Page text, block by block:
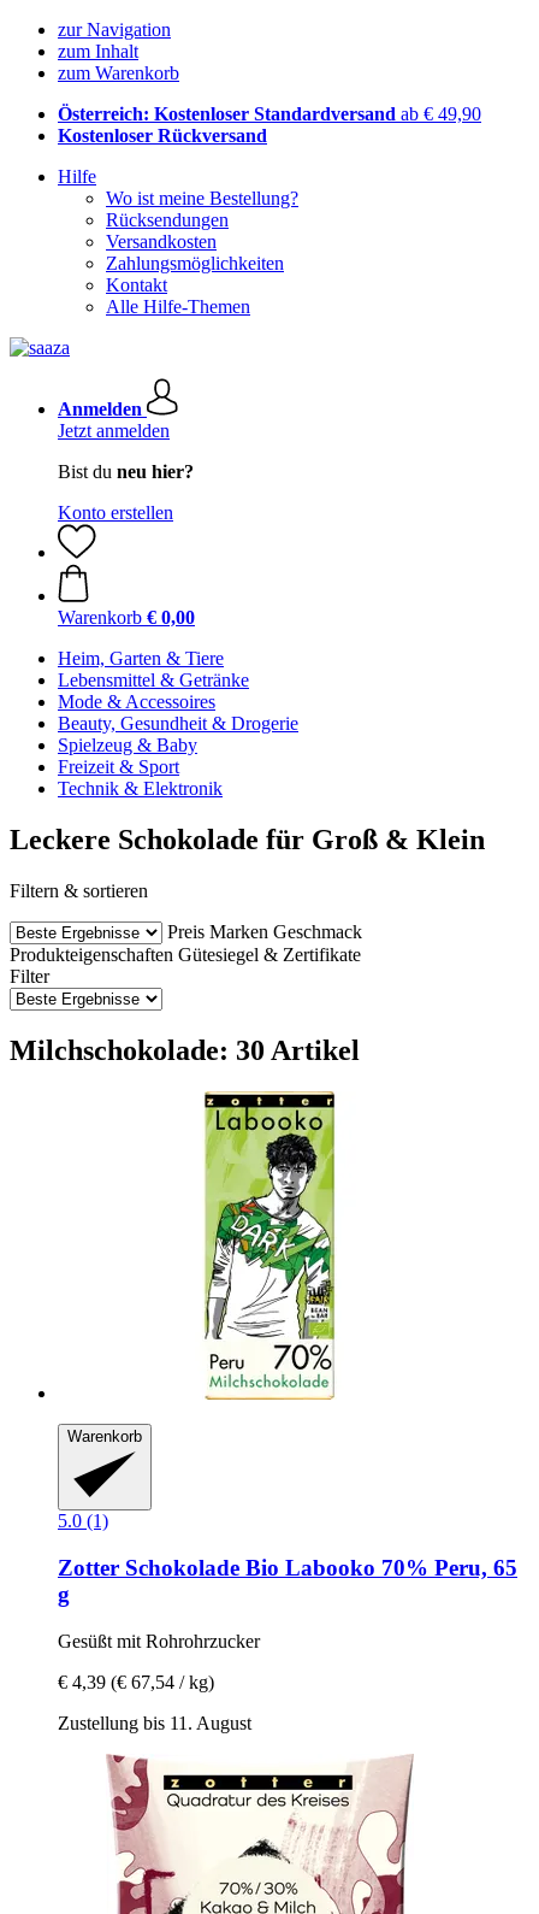
zur Navigation
zum Inhalt
zum Warenkorb
Österreich: Kostenloser Standardversand ab € 49,90
Kostenloser Rückversand
Hilfe
Wo ist meine Bestellung?
Rücksendungen
Versandkosten
Zahlungsmöglichkeiten
Kontakt
Alle Hilfe-Themen
Anmelden
Jetzt anmelden
Bist du neu hier?
Konto erstellen
Warenkorb € 0,00
Heim, Garten & Tiere
Lebensmittel & Getränke
Mode & Accessoires
Beauty, Gesundheit & Drogerie
Spielzeug & Baby
Freizeit & Sport
Technik & Elektronik
Leckere Schokolade für Groß & Klein
Filtern & sortieren
Preis Marken Geschmack
Produkteigenschaften Gütesiegel & Zertifikate
Filter
Milchschokolade: 30 Artikel
Warenkorb
5.0 (1)
Zotter Schokolade Bio Labooko 70% Peru, 65
g
Gesüßt mit Rohrohrzucker
€ 4,39 (€ 67,54 / kg)
Zustellung bis 11. August